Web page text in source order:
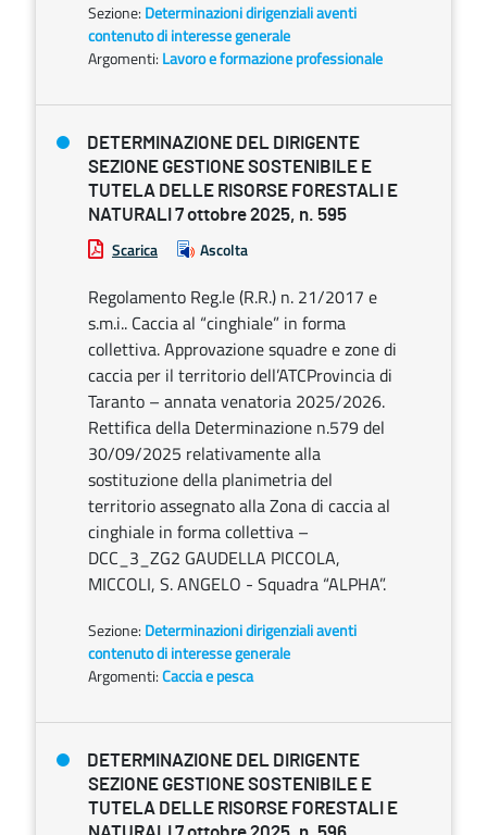
Sezione: Determinazioni dirigenziali aventi
contenuto di interesse generale
Argomenti: Lavoro e formazione professionale
DETERMINAZIONE DEL DIRIGENTE
SEZIONE GESTIONE SOSTENIBILE E
TUTELA DELLE RISORSE FORESTALI E
NATURALI 7 ottobre 2025, n. 595
Scarica Ascolta
Regolamento Reg.le (R.R.) n. 21/2017 e
s.m.i.. Caccia al “cinghiale” in forma
collettiva. Approvazione squadre e zone di
caccia per il territorio dell’ATCProvincia di
Taranto – annata venatoria 2025/2026.
Rettifica della Determinazione n.579 del
30/09/2025 relativamente alla
sostituzione della planimetria del
territorio assegnato alla Zona di caccia al
cinghiale in forma collettiva –
DCC_3_ZG2 GAUDELLA PICCOLA,
MICCOLI, S. ANGELO - Squadra “ALPHA”.
Sezione: Determinazioni dirigenziali aventi
contenuto di interesse generale
Argomenti:Caccia e pesca
DETERMINAZIONE DEL DIRIGENTE
SEZIONE GESTIONE SOSTENIBILE E
TUTELA DELLE RISORSE FORESTALI E